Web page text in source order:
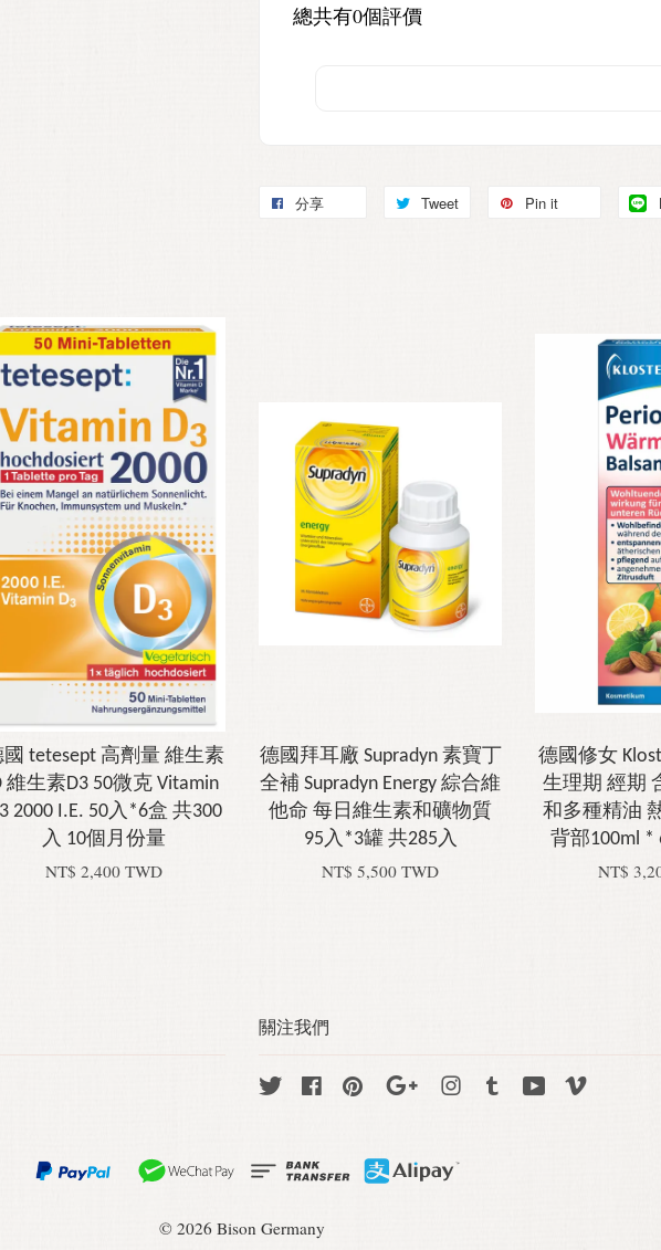
總共有0個評價
分享 Tweet Pin it
國 tetesept 高劑量 維生素
維生素D3 50微克 Vitamin
2000 I.E. 50入*6盒 共300
入 10個月份量
NT$ 2,400 TWD
德國拜耳廠 Supradyn 素寶丁
全補 Supradyn Energy 綜合維
他命 每日維生素和礦物質
95入*3罐 共285入
NT$ 5,500 TWD
德國修女
生理期 經期
和多種精油
背部100ml *
NT$
關注我們
Twitter FacebookPinterest Google InstagramTumblr YouTube
© 2026 Bison Germany